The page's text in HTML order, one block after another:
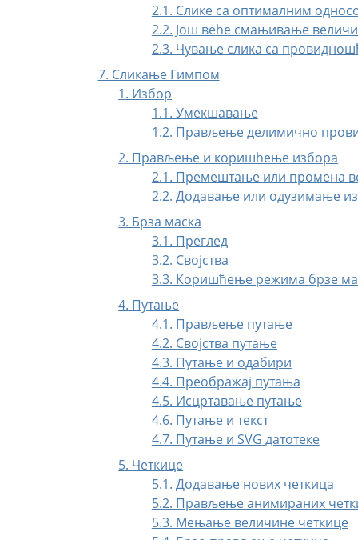
2.1. Слике са оптималним
2.2. Још веће смањивање
2.3. Чување слика са
7. Сликање Гимпом
1. Избор
1.1. Умекшавање
1.2. Прављење делимично
2. Прављење и коришћење избора
2.1. Премештање или промена
2.2. Додавање или одузимање
3. Брза маска
3.1. Преглед
3.2. Својства
3.3. Коришћење режима брзе
4. Путање
4.1. Прављење путање
4.2. Својства путање
4.3. Путање и одабири
4.4. Преображај путања
4.5. Исцртавање путање
4.6. Путање и текст
4.7. Путање и SVG датотеке
5. Четкице
5.1. Додавање нових четкица
5.2. Прављење анимираних
5.3. Мењање величине четкице